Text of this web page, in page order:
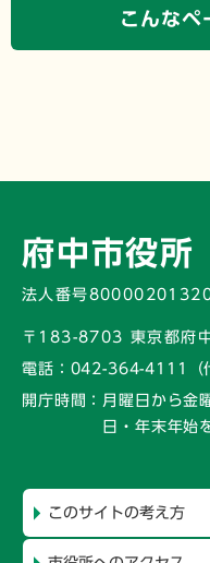
こんなペ
府中市役所
法人番号
〒183-8703 東京都府
電話： 042-364-4111（
開庁時間： 月曜日から金
日・年末年始
このサイトの考え方